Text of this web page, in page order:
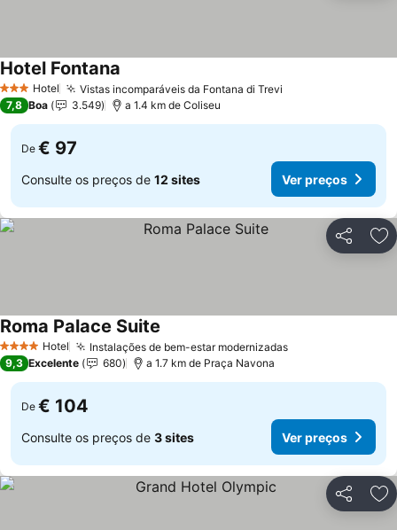
3 EstrelasHotel Vistas incomparáveis da Fontana di Trevi
Hotel Fontana
7,8 Boa 3.549 a 1.4 km de Coliseu
De € 97
Consulte os preços de 12 sites Ver preços
Partilhar
4 EstrelasHotel Instalações de bem-estar modernizadas
Roma Palace Suite
9,3 Excelente 680 a 1.7 km de Praça Navona
De € 104
Consulte os preços de 3 sites Ver preços
Partilhar